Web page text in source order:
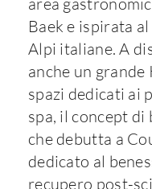
Baek e ispirata
Alpi italiane. A
anche un
spazi dedicati ai
spa, il concept di
che debutta a
dedicato al
recupero post-